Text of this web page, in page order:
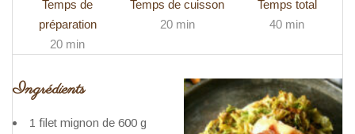
Temps de
préparation
20 min
Temps de cuisson
20 min
Temps total
40 min
Ingrédients
1 filet mignon de 600 g